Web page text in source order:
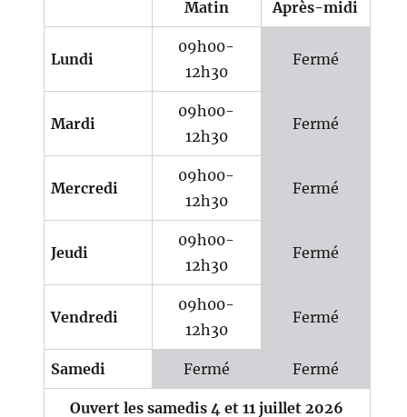
Matin
Après-midi
Lundi
09h00-
12h30
Fermé
Mardi
09h00-
12h30
Fermé
Mercredi
09h00-
12h30
Fermé
Jeudi
09h00-
12h30
Fermé
Vendredi
09h00-
12h30
Fermé
Samedi Fermé Fermé
Ouvert les samedis 4 et 11 juillet 2026